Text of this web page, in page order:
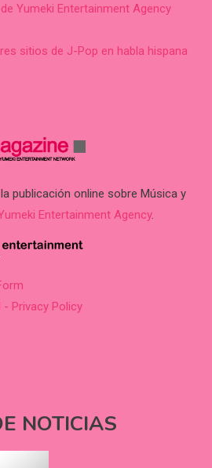
Yumeki Entertainment Agency
sitios de J-Pop en habla hispana
publicación online sobre Música y
Entertainment Agency.
- Privacy Policy
NOTICIAS